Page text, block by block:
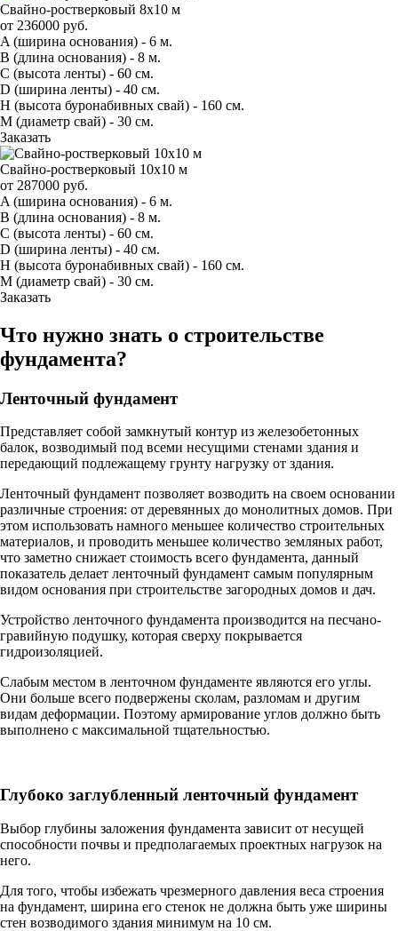
Свайно-ростверковый 8х10 м
от 236000 руб.
A (ширина основания) - 6 м.
B (длина основания) - 8 м.
C (высота ленты) - 60 см.
D (ширина ленты) - 40 см.
H (высота буронабивных свай) - 160 см.
M (диаметр свай) - 30 см.
Заказать
Свайно-ростверковый 10х10 м
от 287000 руб.
A (ширина основания) - 6 м.
B (длина основания) - 8 м.
C (высота ленты) - 60 см.
D (ширина ленты) - 40 см.
H (высота буронабивных свай) - 160 см.
M (диаметр свай) - 30 см.
Заказать
Что нужно знать о строительстве
фундамента?
Ленточный фундамент
Представляет собой замкнутый контур из железобетонных
балок, возводимый под всеми несущими стенами здания и
передающий подлежащему грунту нагрузку от здания.
Ленточный фундамент позволяет возводить на своем основании
различные строения: от деревянных до монолитных домов. При
этом использовать намного меньшее количество строительных
материалов, и проводить меньшее количество земляных работ,
что заметно снижает стоимость всего фундамента, данный
показатель делает ленточный фундамент самым популярным
видом основания при строительстве загородных домов и дач.
Устройство ленточного фундамента производится на песчано-
гравийную подушку, которая сверху покрывается
гидроизоляцией.
Слабым местом в ленточном фундаменте являются его углы.
Они больше всего подвержены сколам, разломам и другим
видам деформации. Поэтому армирование углов должно быть
выполнено с максимальной тщательностью.
Глубоко заглубленный ленточный фундамент
Выбор глубины заложения фундамента зависит от несущей
способности почвы и предполагаемых проектных нагрузок на
него.
Для того, чтобы избежать чрезмерного давления веса строения
на фундамент, ширина его стенок не должна быть уже ширины
стен возводимого здания минимум на 10 см.